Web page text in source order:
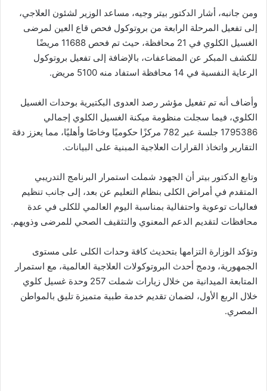
ومن جانبه، أشار الدكتور بيتر وجيه، مساعد الوزير لشئون العلاجي،
إلى تفعيل المرحلة الرابعة من بروتوكول فحص قاع العين لمرضى
الغسيل الكلوي في 21 محافظة، حيث تم فحص 11688 مريضًا
للكشف المبكر عن المضاعفات، بالإضافة إلى تفعيل بروتوكول
الرعاية النفسية في 14 محافظة استفاد منه 5100 مريض.
وأضاف أنه تم تفعيل مؤشر رصد العدوى البكتيرية بوحدات الغسيل
الكلوي، فيما سجلت منظومة ميكنة الغسيل الكلوي إجمالي
1795386 جلسة عبر 782 مركزًا حكوميًا وخاصًا وأهليًا، مما يعزز دقة
التقارير واتخاذ القرارات العلاجية المبنية على البيانات.
وتابع الدكتور بيتر أن الجهود شملت استمرار البرنامج التدريبي
المتقدم في أمراض الكلى بنظام التعليم عن بعد، إلى جانب تنظيم
فعاليات توعوية واحتفالية بمناسبة اليوم العالمي للكلى في عدة
محافظات لتقديم الدعم المعنوي والتثقيف الصحي للمرضى وذويهم.
وتؤكد الوزارة التزامها بتحديث كافة وحدات الكلى على مستوى
الجمهورية، ودمج أحدث البروتوكولات العلاجية العالمية، مع استمرار
المتابعة الميدانية من خلال زيارات شملت 257 وحدة غسيل كلوي
خلال الربع الأول، لضمان تقديم خدمة طبية متميزة تليق بالمواطن
المصري.